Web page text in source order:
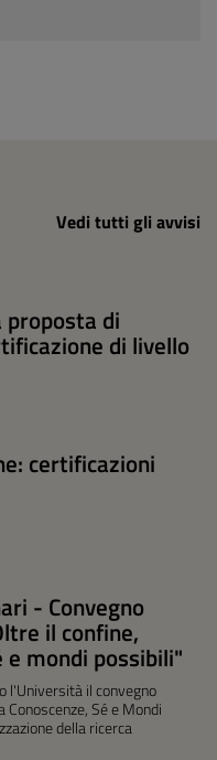
Vedi tutti gli avvisi
proposta di
di livello
certificazioni
- Convegno
il confine,
e mondi possibili"
l'Università il convegno
Sé e Mondi
della ricerca